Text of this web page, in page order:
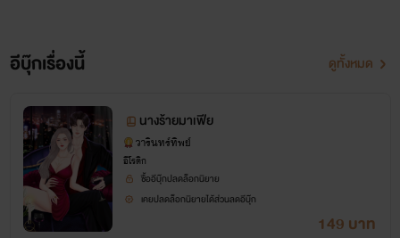
อีบุ๊กเรื่องนี้ ดูทั้งหมด
นางร้ายมาเฟีย
วารินทร์ทิพย์
อีโรติก
ซื้ออีบุ๊กปลดล็อกนิยาย
เคยปลดล็อกนิยายได้ส่วนลดอีบุ๊ก
149 บาท